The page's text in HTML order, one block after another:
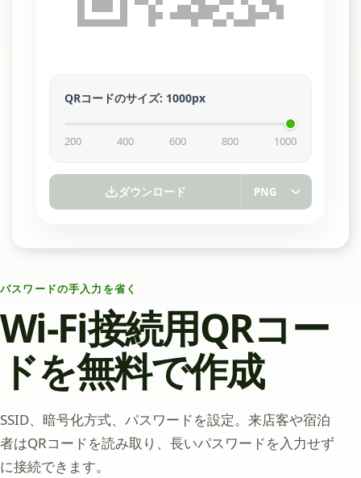
QRコードのサイズ: 1000px
200 400 600 800 1000
ダウンロード PNG
パスワードの手入力を省く
Wi-Fi接続用QRコー
ドを無料で作成
SSID、暗号化方式、パスワードを設定。来店客や宿泊
者はQRコードを読み取り、長いパスワードを入力せず
に接続できます。